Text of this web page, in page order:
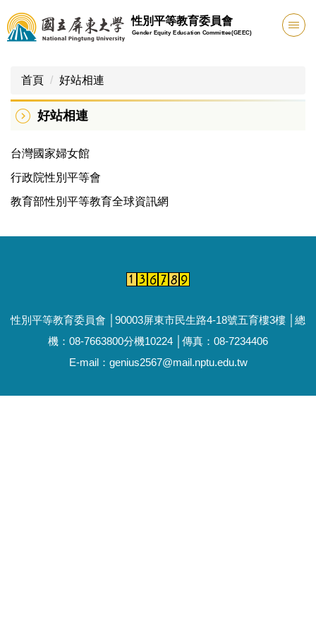
跳
到
主
區
性別平等教育委員會
Gender Equity Education Committee(GEEC)
首頁 好站相連
好站相連
台灣國家婦女館
行政院性別平等會
教育部性別平等教育全球資訊網
性別平等教育委員會 │90003屏東市民生路4-18號五育樓3樓 │總
機：08-7663800分機10224 │傳真：08-7234406
E-mail：genius2567@mail.nptu.edu.tw